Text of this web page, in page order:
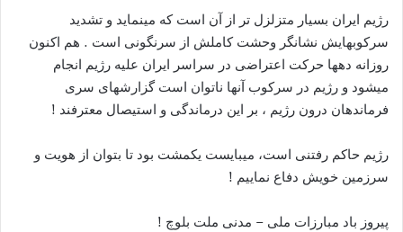
رژیم ایران بسیار متزلزل تر از آن است که مینماید و تشدید
سرکوبهایش نشانگر وحشت کاملش از سرنگونی است . هم اکنون
روزانه دهها حرکت اعتراضی در سراسر ایران علیه رژیم انجام
میشود و رژیم در سرکوب آنها ناتوان است گزارشهای سری
فرماندهان درون رژیم ، بر این درماندگی و استیصال معترفند !
رژیم حاکم رفتنی است، میبایست یکمشت بود تا بتوان از هویت و
سرزمین خویش دفاع نماییم !
پیروز باد مبارزات ملی – مدنی ملت بلوچ !